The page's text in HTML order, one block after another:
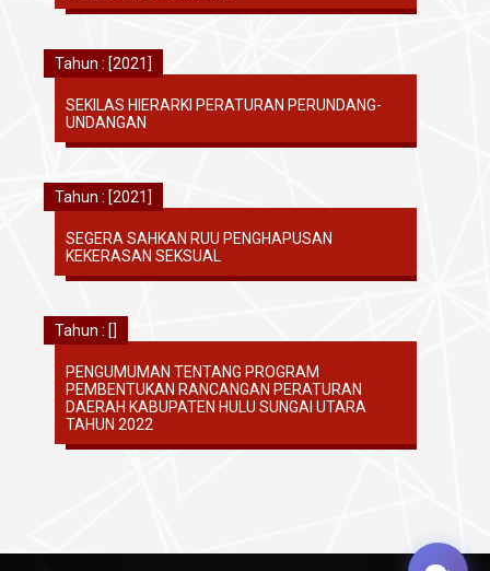
Tahun : [2021]
SEKILAS HIERARKI PERATURAN PERUNDANG-
UNDANGAN
Tahun : [2021]
SEGERA SAHKAN RUU PENGHAPUSAN
KEKERASAN SEKSUAL
Tahun : []
PENGUMUMAN TENTANG PROGRAM
PEMBENTUKAN RANCANGAN PERATURAN
DAERAH KABUPATEN HULU SUNGAI UTARA
TAHUN 2022